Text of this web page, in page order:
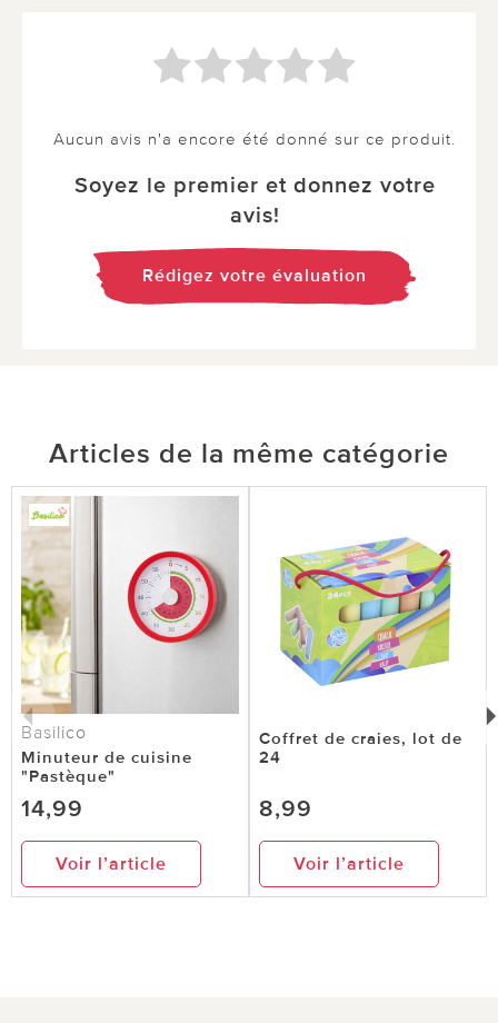
Aucun avis n'a encore été donné sur ce produit.
Soyez le premier et donnez votre
avis!
Rédigez votre évaluation
Articles de la même catégorie
Basilico
Minuteur de cuisine
"Pastèque"
14,99
Voir l’article
Coffret de craies, lot de
24
8,99
Voir l’article